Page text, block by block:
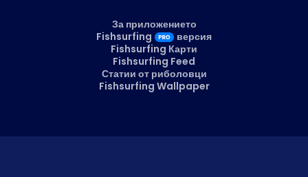
За приложението
Fishsurfing
версия
Fishsurfing Карти
Fishsurfing Feed
Статии от риболовци
Fishsurfing Wallpaper